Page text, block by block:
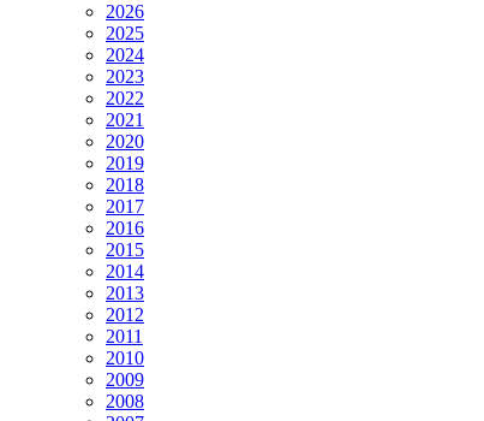
2026
2025
2024
2023
2022
2021
2020
2019
2018
2017
2016
2015
2014
2013
2012
2011
2010
2009
2008